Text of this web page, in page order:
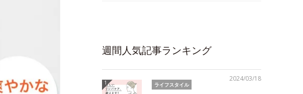
週間人気記事ランキング
2024/03/18
ライフスタイル